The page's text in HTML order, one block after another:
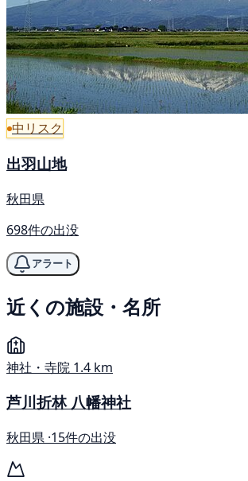
中リスク
出羽山地
秋田県
698件の出没
アラート
近くの施設・名所
神社・寺院 1.4 km
芦川折林 八幡神社
秋田県 ·15件の出没